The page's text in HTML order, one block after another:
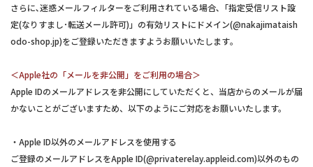
さらに､迷惑メールフィルターをご利用されている場合､「指定受信リスト設
定(なりすまし･転送メール許可)」の有効リストにドメイン(@nakajimataish
odo-shop.jp)をご登録いただきますようお願いいたします｡
＜Apple社の「メールを非公開」をご利用の場合＞
Apple IDのメールアドレスを非公開にしていただくと、当店からのメールが届
かないことがございますため、以下のようにご対応をお願いいたします。
・Apple ID以外のメールアドレスを使用する
ご登録のメールアドレスをApple ID(@privaterelay.appleid.com)以外のもの